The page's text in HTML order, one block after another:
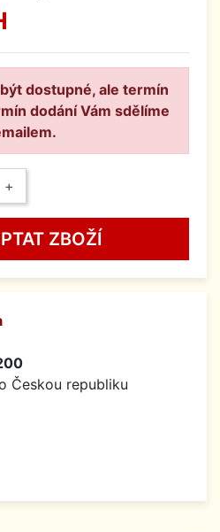
dostupné, ale termín
dodání Vám sdělíme
+
ZBOŽÍ
Českou republiku